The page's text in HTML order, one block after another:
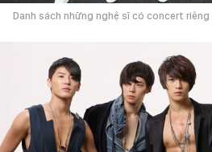
Danh sách những nghệ sĩ có concert